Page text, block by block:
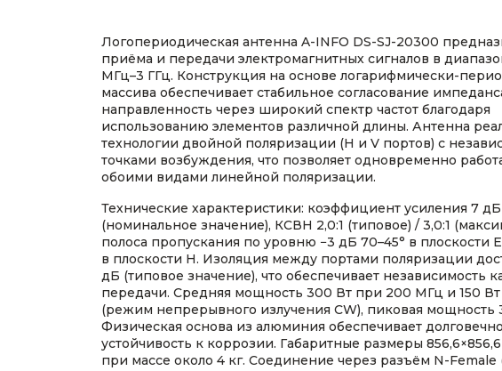
Логопериодическая антенна A-INFO DS-SJ-20300
приёма и передачи электромагнитных сигналов в
МГц–3 ГГц. Конструкция на основе логарифмически-
массива обеспечивает стабильное согласование
направленность через широкий спектр частот благодаря
использованию элементов различной длины. Антенна
технологии двойной поляризации (H и V портов) с
точками возбуждения, что позволяет одновременно
обоими видами линейной поляризации.
Технические характеристики: коэффициент усиления 7
(номинальное значение), КСВН 2,0:1 (типовое) / 3,0:1
полоса пропускания по уровню −3 дБ 70–45° в плоскости
в плоскости H. Изоляция между портами поляризации
дБ (типовое значение), что обеспечивает независимость
передачи. Средняя мощность 300 Вт при 200 МГц и 150
(режим непрерывного излучения CW), пиковая мощность
Физическая основа из алюминия обеспечивает
устойчивость к коррозии. Габаритные размеры
при массе около 4 кг. Соединение через разъём N-Female